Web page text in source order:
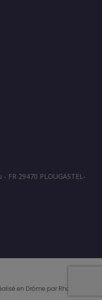
FR 29470 PLOUGASTEL-
en Drôme par Rhonalpcom